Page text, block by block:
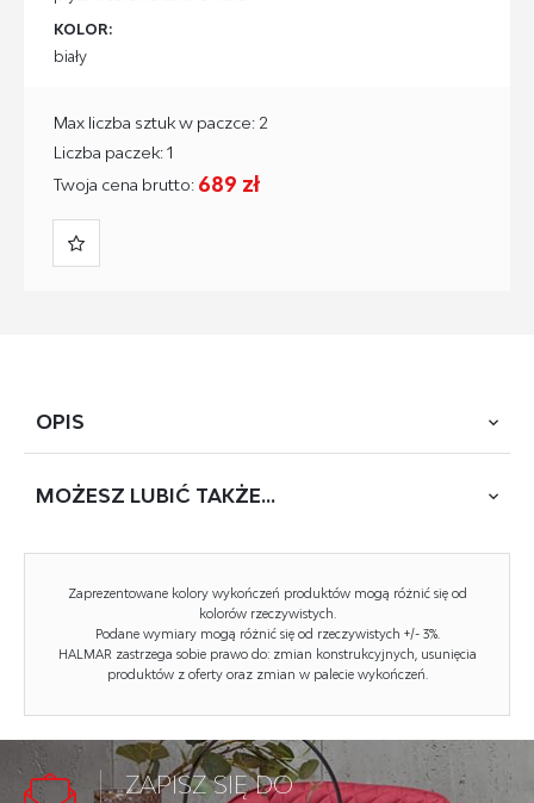
KOLOR:
biały
Twoja cena brutto: 689 zł
Max liczba sztuk w paczce: 2
Liczba paczek: 1
OPIS
wymiary: 70/125/205 cm, materiał: płyta meblowa
oraz LIMA stelaż-120
Styl wykonania: tradycyjny
Łóżko rodzaj: drewniane
Zaprezentowane kolory wykończeń produktów mogą różnić się od
kolorów rzeczywistych.
Podane wymiary mogą różnić się od rzeczywistych +/- 3%.
HALMAR zastrzega sobie prawo do: zmian konstrukcyjnych, usunięcia
produktów z oferty oraz zmian w palecie wykończeń.
MOŻESZ LUBIĆ TAKŻE...
ZAPISZ SIĘ DO